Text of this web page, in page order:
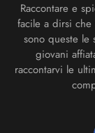
Raccontare e
facile a dirsi
sono queste le
giovani
raccontarvi le